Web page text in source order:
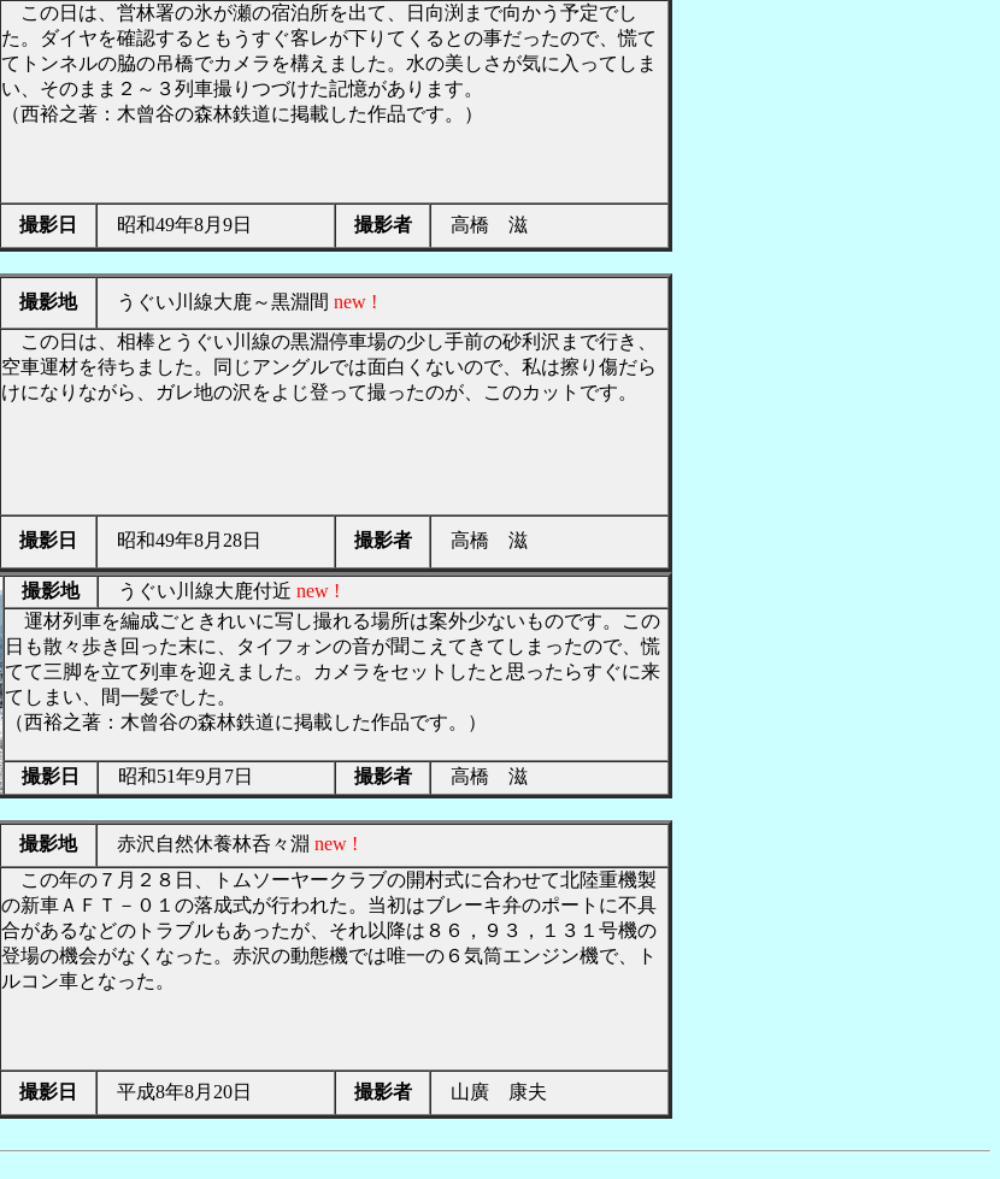
この日は、営林署の氷が瀬の宿泊所を出て、日向渕まで向かう予定でし
た。ダイヤを確認するともうすぐ客レが下りてくるとの事だったので、慌て
てトンネルの脇の吊橋でカメラを構えました。水の美しさが気に入ってしま
い、そのまま２～３列車撮りつづけた記憶があります。
（西裕之著：木曾谷の森林鉄道に掲載した作品です。）
撮影日 昭和49年8月9日 撮影者 高橋 滋
撮影地 うぐい川線大鹿～黒淵間 new !
この日は、相棒とうぐい川線の黒淵停車場の少し手前の砂利沢まで行き、
空車運材を待ちました。同じアングルでは面白くないので、私は擦り傷だら
けになりながら、ガレ地の沢をよじ登って撮ったのが、このカットです。
撮影日 昭和49年8月28日 撮影者 高橋 滋
撮影地 うぐい川線大鹿付近 new !
運材列車を編成ごときれいに写し撮れる場所は案外少ないものです。この
日も散々歩き回った末に、タイフォンの音が聞こえてきてしまったので、慌
てて三脚を立て列車を迎えました。カメラをセットしたと思ったらすぐに来
てしまい、間一髪でした。
（西裕之著：木曾谷の森林鉄道に掲載した作品です。）
撮影日 昭和51年9月7日 撮影者 高橋 滋
撮影地 赤沢自然休養林呑々淵 new !
この年の７月２８日、トムソーヤークラブの開村式に合わせて北陸重機製
の新車ＡＦＴ－０１の落成式が行われた。当初はブレーキ弁のポートに不具
合があるなどのトラブルもあったが、それ以降は８６，９３，１３１号機の
登場の機会がなくなった。赤沢の動態機では唯一の６気筒エンジン機で、ト
ルコン車となった。
撮影日 平成8年8月20日 撮影者 山廣 康夫